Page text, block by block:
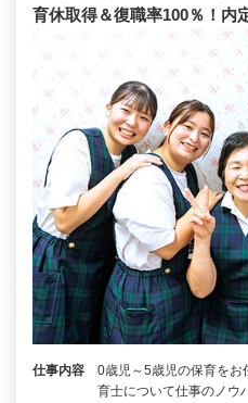
育休取得＆復職率100％！内
仕事内容
0歳児～5歳児の保育をお
育士について仕事のノウ